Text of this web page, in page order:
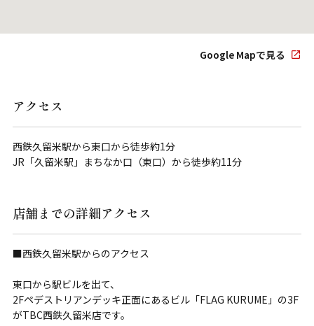
Google Mapで見る
アクセス
西鉄久留米駅から東口から徒歩約1分
JR「久留米駅」まちなか口（東口）から徒歩約11分
店舗までの詳細アクセス
■西鉄久留米駅からのアクセス
東口から駅ビルを出て、
2Fペデストリアンデッキ正面にあるビル「FLAG KURUME」の3F
がTBC西鉄久留米店です。